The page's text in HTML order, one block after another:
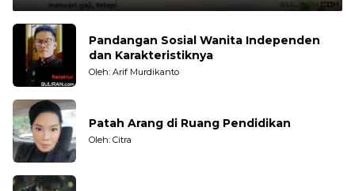
Pandangan Sosial Wanita Independen
dan Karakteristiknya
Oleh: Arif Murdikanto
Patah Arang di Ruang Pendidikan
Oleh: Citra